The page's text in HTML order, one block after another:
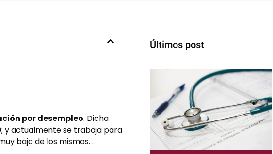
por desempleo. Dicha
y actualmente se trabaja para
bajo de los mismos. .
Últimos post